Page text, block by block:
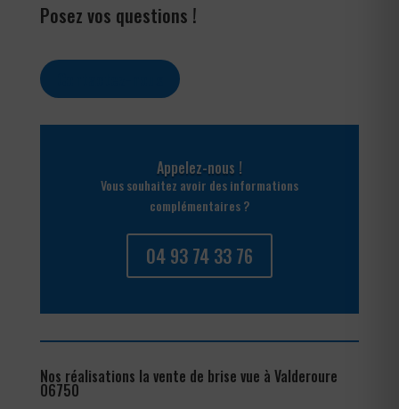
Posez vos questions !
Appelez-nous !
Vous souhaitez avoir des informations
complémentaires ?
04 93 74 33 76
Nos réalisations la vente de brise vue à Valderoure
06750